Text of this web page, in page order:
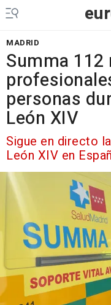
MADRID
Summa
personas
León XIV
Sigue en directo
León XIV en